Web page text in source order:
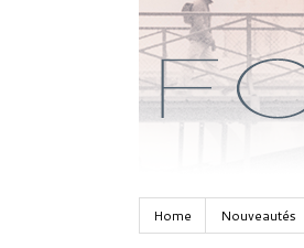
Home Nouveautés